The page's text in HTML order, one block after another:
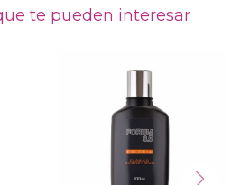
te pueden interesar